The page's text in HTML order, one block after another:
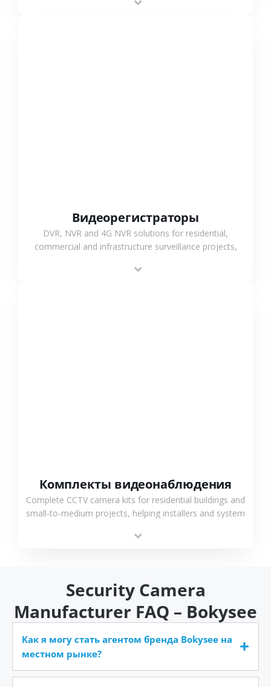
monitoring and flexible coverage.
Видеорегистраторы
DVR, NVR and 4G NVR solutions for residential,
commercial and infrastructure surveillance projects,
Комплекты видеонаблюдения
Complete CCTV camera kits for residential buildings and
small-to-medium projects, helping installers and system
time.
Security Camera
Manufacturer FAQ – Bokysee
Как я могу стать агентом бренда Bokysee на
местном рынке?